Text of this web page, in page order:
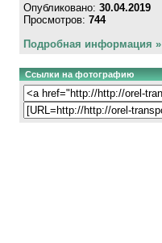
Опубликовано: 30.04.2019
Просмотров: 744
Подробная информация »
Ссылки на фотографию